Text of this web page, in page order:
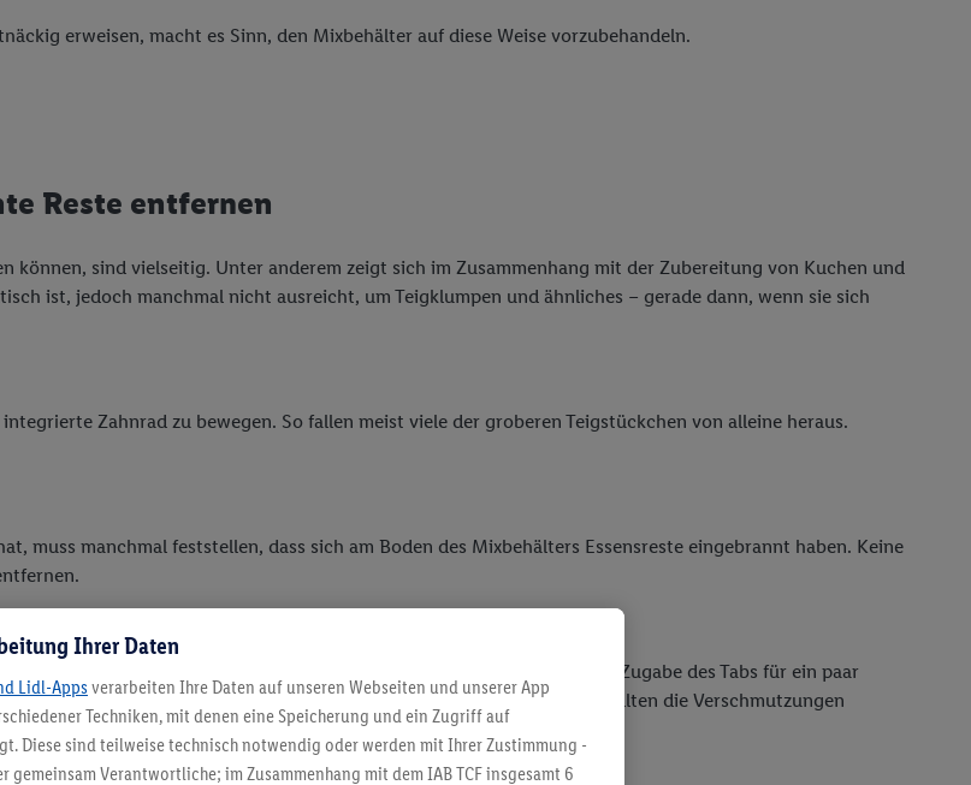
erweisen, macht es Sinn, den Mixbehälter auf diese Weise vorzubehandeln.
Reste entfernen
können, sind vielseitig. Unter anderem zeigt sich im Zusammenhang mit der Zubereitung von Kuchen und
ist, jedoch manchmal nicht ausreicht, um Teigklumpen und ähnliches – gerade dann, wenn sie sich
Zahnrad zu bewegen. So fallen meist viele der groberen Teigstückchen von alleine heraus.
muss manchmal feststellen, dass sich am Boden des Mixbehälters Essensreste eingebrannt haben. Keine
einen Spülmaschinen-Tab. Das Wasser wird im Mixbehälter und unter Zugabe des Tabs für ein paar
dafür, dass die eingebrannten Reste der Vergangenheit angehören. Sollten die Verschmutzungen
werden.
Ihrer Daten
Lidl-Apps verarbeiten Ihre Daten auf unseren Webseiten und unserer App
Techniken, mit denen eine Speicherung und ein Zugriff auf
Diese sind teilweise technisch notwendig oder werden mit Ihrer Zustimmung -
gemeinsam Verantwortliche; im Zusammenhang mit dem IAB TCF insgesamt 6